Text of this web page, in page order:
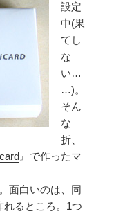
設定
中(果
てし
な
い…
…)。
そん
な
折、
』で作ったマ
面白いのは、同
るところ。1つ